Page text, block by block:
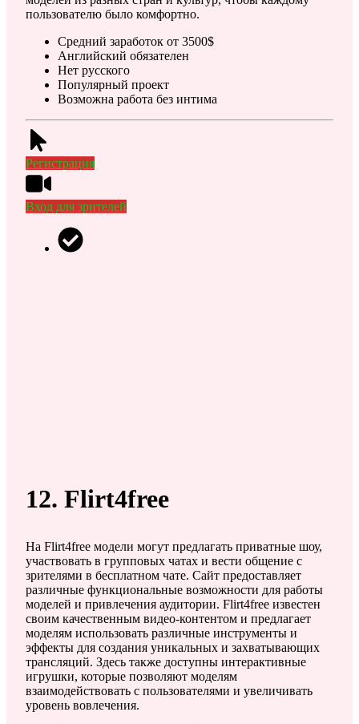
пользователю было комфортно.
Средний заработок от 3500$
Английский обязателен
Нет русского
Популярный проект
Возможна работа без интима
Регистрация
Вход для зрителей
12. Flirt4free
На Flirt4free модели могут предлагать приватные шоу,
участвовать в групповых чатах и вести общение с
зрителями в бесплатном чате. Сайт предоставляет
различные функциональные возможности для работы
моделей и привлечения аудитории. Flirt4free известен
своим качественным видео-контентом и предлагает
моделям использовать различные инструменты и
эффекты для создания уникальных и захватывающих
трансляций. Здесь также доступны интерактивные
игрушки, которые позволяют моделям
взаимодействовать с пользователями и увеличивать
уровень вовлечения.